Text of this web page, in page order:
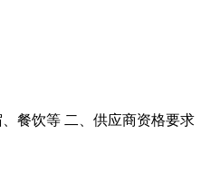
餐饮等 二、供应商资格要求